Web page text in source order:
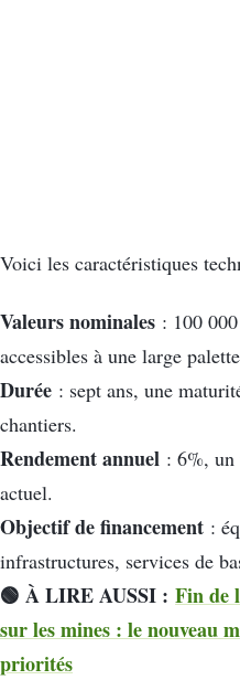
Voici les caractéristiques
Valeurs nominales : 100
accessibles à une large
Durée : sept ans, une
chantiers.
Rendement annuel : 6%, un
actuel.
Objectif de financement :
infrastructures, services de
🟢 À LIRE AUSSI : Fin de
sur les mines : le nouveau
priorités